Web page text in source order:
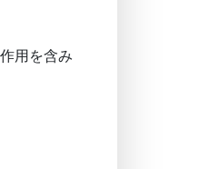
用を含み